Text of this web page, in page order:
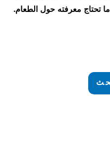
تحتاج معرفته حول الطعام.